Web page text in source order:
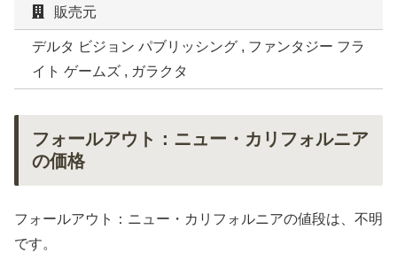
販売元
デルタ ビジョン パブリッシング , ファンタジー フラ
イト ゲームズ , ガラクタ
フォールアウト：ニュー・カリフォルニア
の価格
フォールアウト：ニュー・カリフォルニアの値段は、不明
です。